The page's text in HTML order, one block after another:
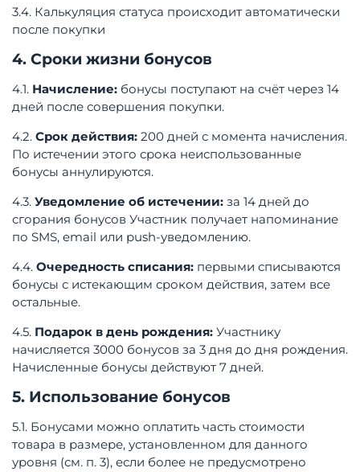
3.4. Калькуляция статуса происходит автоматически
после покупки
4. Сроки жизни бонусов
4.1. Начисление: бонусы поступают на счёт через 14
дней после совершения покупки.
4.2. Срок действия: 200 дней с момента начисления.
По истечении этого срока неиспользованные
бонусы аннулируются.
4.3. Уведомление об истечении: за 14 дней до
сгорания бонусов Участник получает напоминание
по SMS, email или push-уведомлению.
4.4. Очередность списания: первыми списываются
бонусы с истекающим сроком действия, затем все
остальные.
4.5. Подарок в день рождения: Участнику
начисляется 3000 бонусов за 3 дня до дня рождения.
Начисленные бонусы действуют 7 дней.
5. Использование бонусов
5.1. Бонусами можно оплатить часть стоимости
товара в размере, установленном для данного
уровня (см. п. 3), если более не предусмотрено